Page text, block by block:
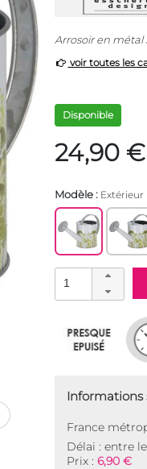
Arrosoir en métal
voir toutes les
Disponible
24,90 €
Modèle : Extérieur
Informations
France
Délai : entre le
Prix : 6,90 €